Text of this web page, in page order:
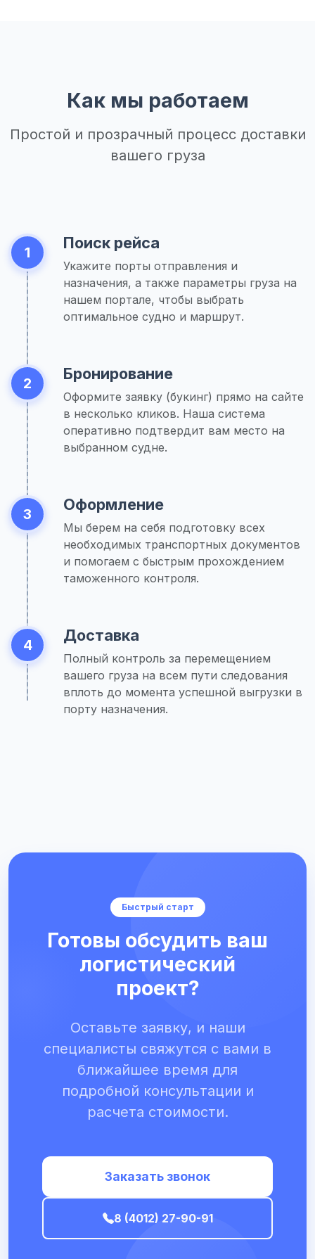
Как мы работаем
Простой и прозрачный процесс доставки
вашего груза
1
Поиск рейса
Укажите порты отправления и
назначения, а также параметры груза на
нашем портале, чтобы выбрать
оптимальное судно и маршрут.
2
Бронирование
Оформите заявку (букинг) прямо на сайте
в несколько кликов. Наша система
оперативно подтвердит вам место на
выбранном судне.
3
Оформление
Мы берем на себя подготовку всех
необходимых транспортных документов
и помогаем с быстрым прохождением
таможенного контроля.
4
Доставка
Полный контроль за перемещением
вашего груза на всем пути следования
вплоть до момента успешной выгрузки в
порту назначения.
Быстрый старт
Готовы обсудить ваш
логистический
проект?
Оставьте заявку, и наши
специалисты свяжутся с вами в
ближайшее время для
подробной консультации и
расчета стоимости.
Заказать звонок
8 (4012) 27-90-91